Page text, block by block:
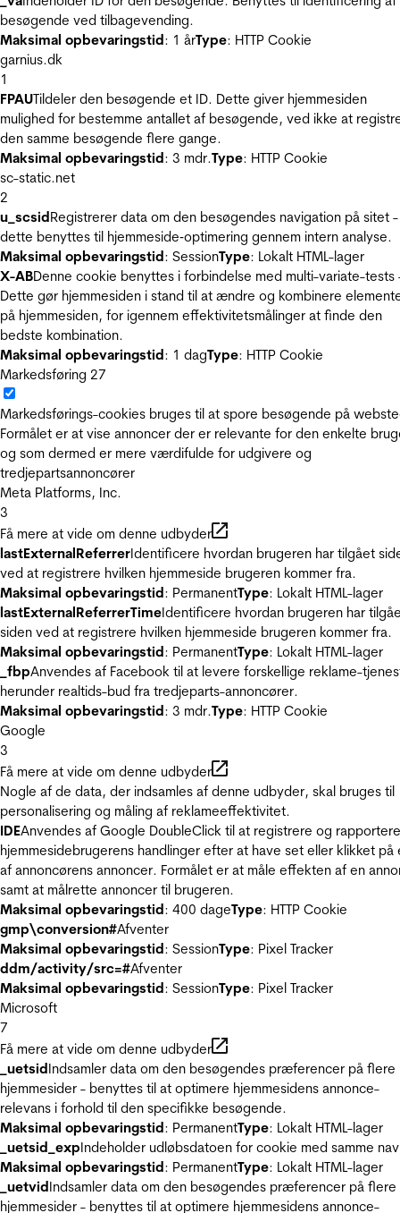
besøgende ved tilbagevending.
Maksimal opbevaringstid: 1 årType: HTTP Cookie
garnius.dk
1
FPAUTildeler den besøgende et ID. Dette giver hjemmesiden
mulighed for bestemme antallet af besøgende, ved ikke at
den samme besøgende flere gange.
Maksimal opbevaringstid: 3 mdr.Type: HTTP Cookie
sc-static.net
2
u_scsidRegistrerer data om den besøgendes navigation på sitet -
dette benyttes til hjemmeside‐optimering gennem intern analyse.
Maksimal opbevaringstid: SessionType: Lokalt HTML-lager
X-ABDenne cookie benyttes i forbindelse med multi-variate-tests
Dette gør hjemmesiden i stand til at ændre og kombinere
på hjemmesiden, for igennem effektivitetsmålinger at finde den
bedste kombination.
Maksimal opbevaringstid: 1 dagType: HTTP Cookie
Markedsføring 27
Markedsførings-cookies bruges til at spore besøgende på
Formålet er at vise annoncer der er relevante for den enkelte
og som dermed er mere værdifulde for udgivere og
tredjepartsannoncører
Meta Platforms, Inc.
3
Få mere at vide om denne udbyder
lastExternalReferrerIdentificere hvordan brugeren har tilgået
ved at registrere hvilken hjemmeside brugeren kommer fra.
Maksimal opbevaringstid: PermanentType: Lokalt HTML-lager
lastExternalReferrerTimeIdentificere hvordan brugeren har
siden ved at registrere hvilken hjemmeside brugeren kommer fra.
Maksimal opbevaringstid: PermanentType: Lokalt HTML-lager
_fbpAnvendes af Facebook til at levere forskellige reklame-
herunder realtids-bud fra tredjeparts-annoncører.
Maksimal opbevaringstid: 3 mdr.Type: HTTP Cookie
Google
3
Få mere at vide om denne udbyder
Nogle af de data, der indsamles af denne udbyder, skal bruges til
personalisering og måling af reklameeffektivitet.
IDEAnvendes af Google DoubleClick til at registrere og
hjemmesidebrugerens handlinger efter at have set eller klikket på
af annoncørens annoncer. Formålet er at måle effekten af en
samt at målrette annoncer til brugeren.
Maksimal opbevaringstid: 400 dageType: HTTP Cookie
gmp\conversion#Afventer
Maksimal opbevaringstid: SessionType: Pixel Tracker
ddm/activity/src=#Afventer
Maksimal opbevaringstid: SessionType: Pixel Tracker
Microsoft
7
Få mere at vide om denne udbyder
_uetsidIndsamler data om den besøgendes præferencer på flere
hjemmesider - benyttes til at optimere hjemmesidens annonce-
relevans i forhold til den specifikke besøgende.
Maksimal opbevaringstid: PermanentType: Lokalt HTML-lager
_uetsid_expIndeholder udløbsdatoen for cookie med samme
Maksimal opbevaringstid: PermanentType: Lokalt HTML-lager
_uetvidIndsamler data om den besøgendes præferencer på flere
hjemmesider - benyttes til at optimere hjemmesidens annonce-